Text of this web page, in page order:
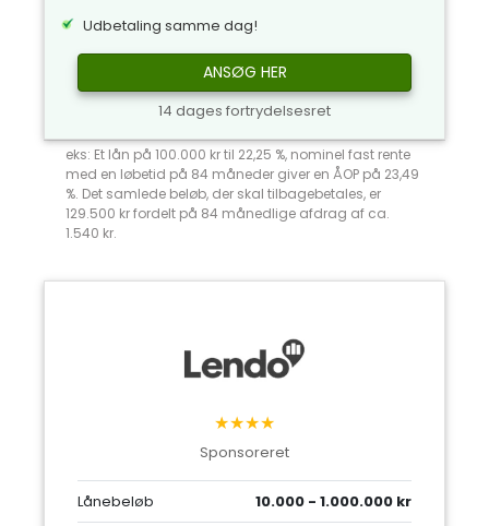
Udbetaling samme dag!
ANSØG HER
14 dages fortrydelsesret
eks: Et lån på 100.000 kr til 22,25 %, nominel fast rente
med en løbetid på 84 måneder giver en ÅOP på 23,49
%. Det samlede beløb, der skal tilbagebetales, er
129.500 kr fordelt på 84 månedlige afdrag af ca.
1.540 kr.
★★★★
Sponsoreret
Lånebeløb 10.000 - 1.000.000 kr